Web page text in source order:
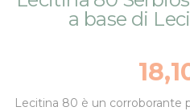
alla
all'inizio
a base di
Lecitina 80 è un corroborante